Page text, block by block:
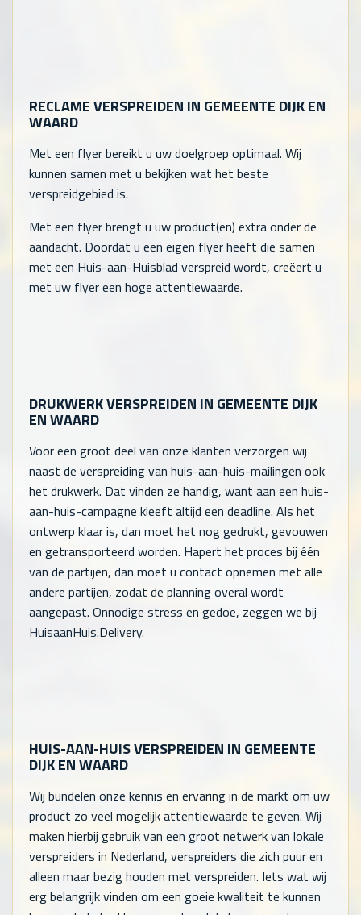
RECLAME VERSPREIDEN IN GEMEENTE DIJK EN
WAARD
Met een flyer bereikt u uw doelgroep optimaal. Wij
kunnen samen met u bekijken wat het beste
verspreidgebied is.
Met een flyer brengt u uw product(en) extra onder de
aandacht. Doordat u een eigen flyer heeft die samen
met een Huis-aan-Huisblad verspreid wordt, creëert u
met uw flyer een hoge attentiewaarde.
DRUKWERK VERSPREIDEN IN GEMEENTE DIJK
EN WAARD
Voor een groot deel van onze klanten verzorgen wij
naast de verspreiding van huis-aan-huis-mailingen ook
het drukwerk. Dat vinden ze handig, want aan een huis-
aan-huis-campagne kleeft altijd een deadline. Als het
ontwerp klaar is, dan moet het nog gedrukt, gevouwen
en getransporteerd worden. Hapert het proces bij één
van de partijen, dan moet u contact opnemen met alle
andere partijen, zodat de planning overal wordt
aangepast. Onnodige stress en gedoe, zeggen we bij
HuisaanHuis.Delivery.
HUIS-AAN-HUIS VERSPREIDEN IN GEMEENTE
DIJK EN WAARD
Wij bundelen onze kennis en ervaring in de markt om uw
product zo veel mogelijk attentiewaarde te geven. Wij
maken hierbij gebruik van een groot netwerk van lokale
verspreiders in Nederland, verspreiders die zich puur en
alleen maar bezig houden met verspreiden. Iets wat wij
erg belangrijk vinden om een goeie kwaliteit te kunnen